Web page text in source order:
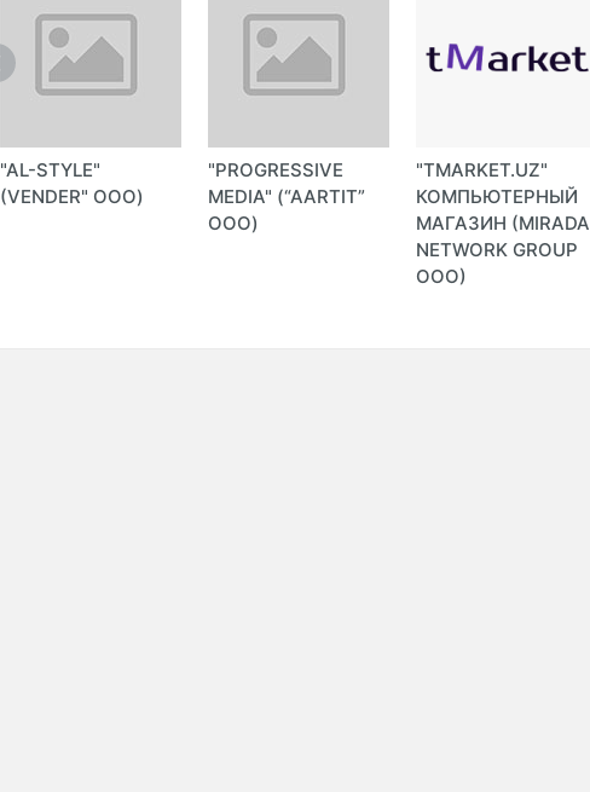
"AL-STYLE"
(VENDER" ООО)
"PROGRESSIVE
MEDIA" (“AARTIT”
ООО)
"TMARKET.UZ"
КОМПЬЮТЕРНЫЙ
МАГАЗИН (MIRADA
NETWORK GROUP
ООО)